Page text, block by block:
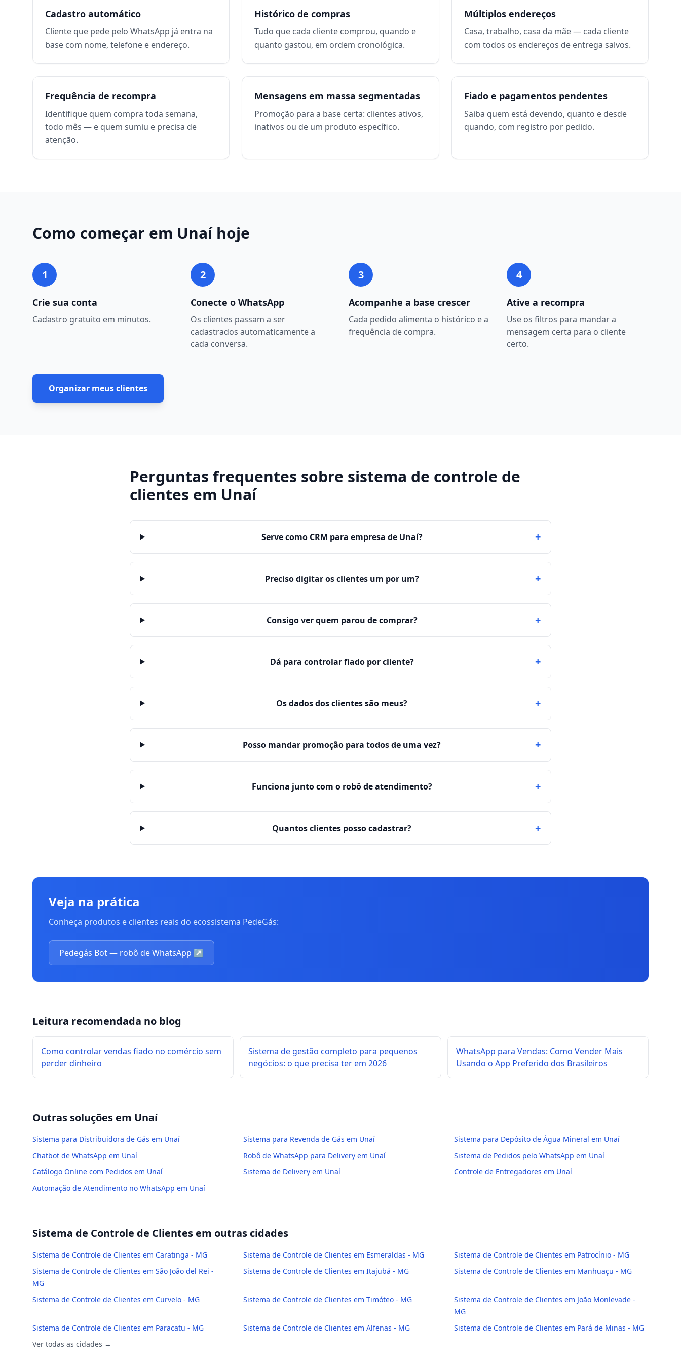
Cadastro automático
Cliente que pede pelo WhatsApp já entra na
base com nome, telefone e endereço.
Histórico de compras
Tudo que cada cliente comprou, quando e
quanto gastou, em ordem cronológica.
Múltiplos endereços
Casa, trabalho, casa da mãe — cada cliente
com todos os endereços de entrega salvos.
Frequência de recompra
Identifique quem compra toda semana,
todo mês — e quem sumiu e precisa de
atenção.
Mensagens em massa segmentadas
Promoção para a base certa: clientes ativos,
inativos ou de um produto específico.
Fiado e pagamentos pendentes
Saiba quem está devendo, quanto e desde
quando, com registro por pedido.
Como começar em Unaíhoje
1
Crie sua conta
Cadastro gratuito em minutos.
2
Conecte o WhatsApp
Os clientes passam a ser
cadastrados automaticamente a
cada conversa.
3
Acompanhe a base crescer
Cada pedido alimenta o histórico e a
frequência de compra.
4
Ative a recompra
Use os filtros para mandar a
mensagem certa para o cliente
certo.
Organizar meus clientes
Perguntas frequentes sobre sistema de controle de
clientes em Unaí
Serve como CRM para empresa de Unaí? +
Preciso digitar os clientes um por um? +
Consigo ver quem parou de comprar? +
Dá para controlar fiado por cliente? +
Os dados dos clientes são meus? +
Posso mandar promoção para todos de uma vez? +
Funciona junto com o robô de atendimento? +
Quantos clientes posso cadastrar? +
Veja na prática
Conheça produtos e clientes reais do ecossistema PedeGás:
Pedegás Bot — robô de WhatsApp ↗
Leitura recomendada no blog
Como controlar vendas fiado no comércio sem
perder dinheiro
Sistema de gestão completo para pequenos
negócios: o que precisa ter em 2026
WhatsApp para Vendas: Como Vender Mais
Usando o App Preferido dos Brasileiros
Outras soluções em Unaí
Sistema para Distribuidora de Gás em Unaí Sistema para Revenda de Gás em Unaí
Sistema para Depósito de Água Mineral em Unaí
Chatbot de WhatsApp em Unaí
Robô de WhatsApp para Delivery em Unaí
Sistema de Pedidos pelo WhatsApp em Unaí
Catálogo Online com Pedidos em Unaí
Sistema de Delivery em Unaí
Controle de Entregadores em Unaí
Automação de Atendimento no WhatsApp em Unaí
Sistema de Controle de Clientes em outras cidades
Sistema de Controle de Clientes em Caratinga - MG Sistema de Controle de Clientes em Esmeraldas - MG
Sistema de Controle de Clientes em Patrocínio - MG
Sistema de Controle de Clientes em São João del Rei -
MG
Sistema de Controle de Clientes em Itajubá - MG Sistema de Controle de Clientes em Manhuaçu - MG
Sistema de Controle de Clientes em Curvelo - MG Sistema de Controle de Clientes em Timóteo - MG
Sistema de Controle de Clientes em João Monlevade -
MG
Sistema de Controle de Clientes em Paracatu - MG
Sistema de Controle de Clientes em Alfenas - MG
Sistema de Controle de Clientes em Pará de Minas - MG
Ver todas as cidades →